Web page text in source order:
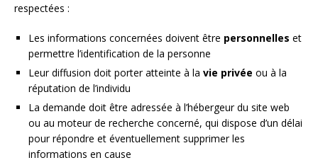
respectées :
Les informations concernées doivent être personnelles et
permettre l’identification de la personne
Leur diffusion doit porter atteinte à la vie privée ou à la
réputation de l’individu
La demande doit être adressée à l’hébergeur du site web
ou au moteur de recherche concerné, qui dispose d’un délai
pour répondre et éventuellement supprimer les
informations en cause